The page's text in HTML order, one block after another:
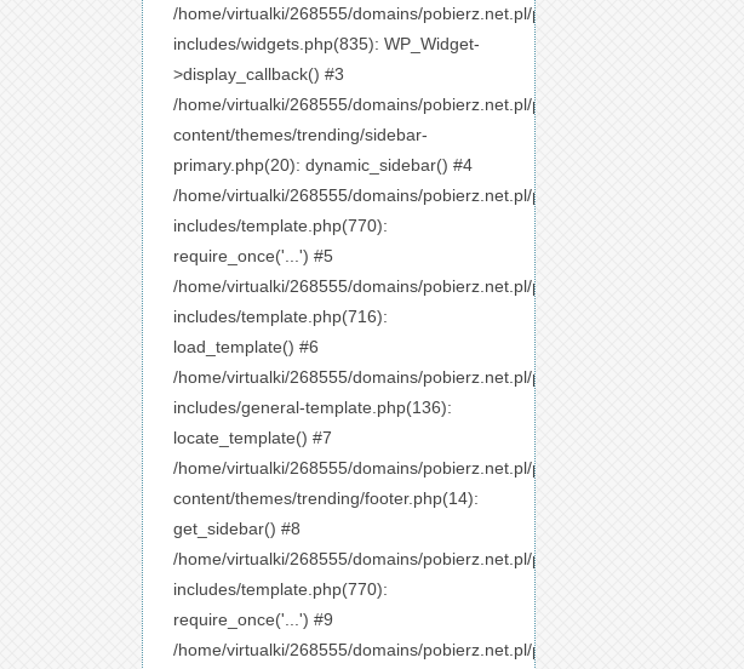
/home/virtualki/268555/domains/pobierz.net.pl/public_html/wp-
includes/widgets.php(835): WP_Widget-
>display_callback() #3
/home/virtualki/268555/domains/pobierz.net.pl/public_html/wp-
content/themes/trending/sidebar-
primary.php(20): dynamic_sidebar() #4
/home/virtualki/268555/domains/pobierz.net.pl/public_html/wp-
includes/template.php(770):
require_once('...') #5
/home/virtualki/268555/domains/pobierz.net.pl/public_html/wp-
includes/template.php(716):
load_template() #6
/home/virtualki/268555/domains/pobierz.net.pl/public_html/wp-
includes/general-template.php(136):
locate_template() #7
/home/virtualki/268555/domains/pobierz.net.pl/public_html/wp-
content/themes/trending/footer.php(14):
get_sidebar() #8
/home/virtualki/268555/domains/pobierz.net.pl/public_html/wp-
includes/template.php(770):
require_once('...') #9
/home/virtualki/268555/domains/pobierz.net.pl/public_html/wp-